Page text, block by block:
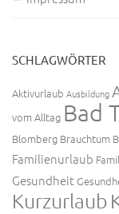
SCHLAGWÖRTER
Aktivurlaub Ausbildung
vom Alltag Bad
Blomberg Brauchtum
Familienurlaub
Gesundheit
Kurzurlaub